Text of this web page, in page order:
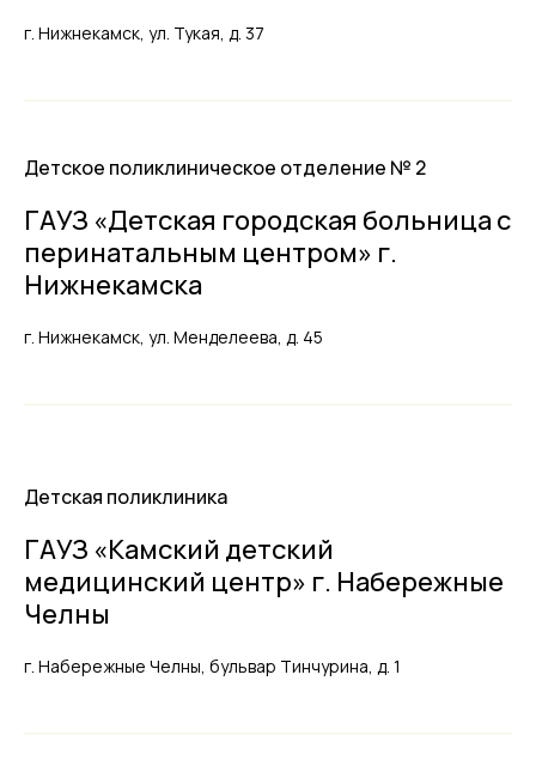
г. Нижнекамск, ул. Тукая, д. 37
Детское поликлиническое отделение № 2
ГАУЗ «Детская городская больница с
перинатальным центром» г.
Нижнекамска
г. Нижнекамск, ул. Менделеева, д. 45
Детская поликлиника
ГАУЗ «Камский детский
медицинский центр» г. Набережные
Челны
г. Набережные Челны, бульвар Тинчурина, д. 1